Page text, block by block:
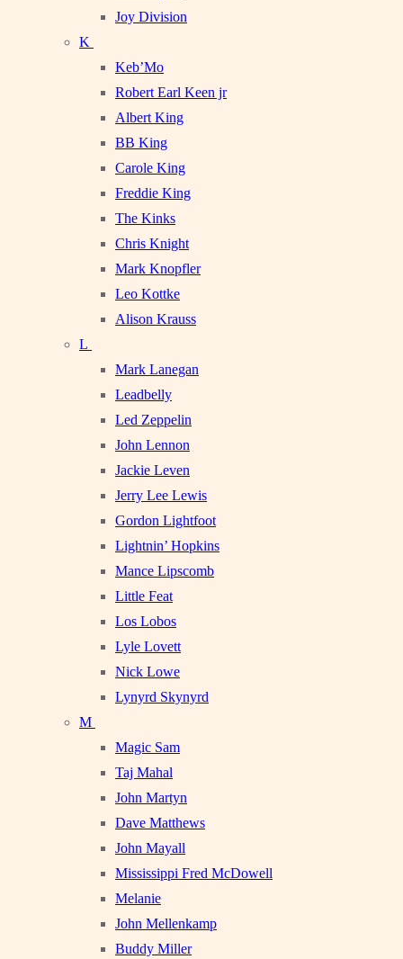
Joy Division
K
Keb’Mo
Robert Earl Keen jr
Albert King
BB King
Carole King
Freddie King
The Kinks
Chris Knight
Mark Knopfler
Leo Kottke
Alison Krauss
L
Mark Lanegan
Leadbelly
Led Zeppelin
John Lennon
Jackie Leven
Jerry Lee Lewis
Gordon Lightfoot
Lightnin’ Hopkins
Mance Lipscomb
Little Feat
Los Lobos
Lyle Lovett
Nick Lowe
Lynyrd Skynyrd
M
Magic Sam
Taj Mahal
John Martyn
Dave Matthews
John Mayall
Mississippi Fred McDowell
Melanie
John Mellenkamp
Buddy Miller